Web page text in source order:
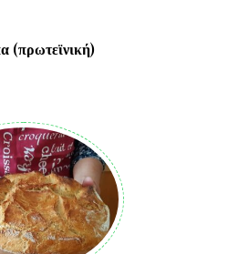
(πρωτεϊνική)